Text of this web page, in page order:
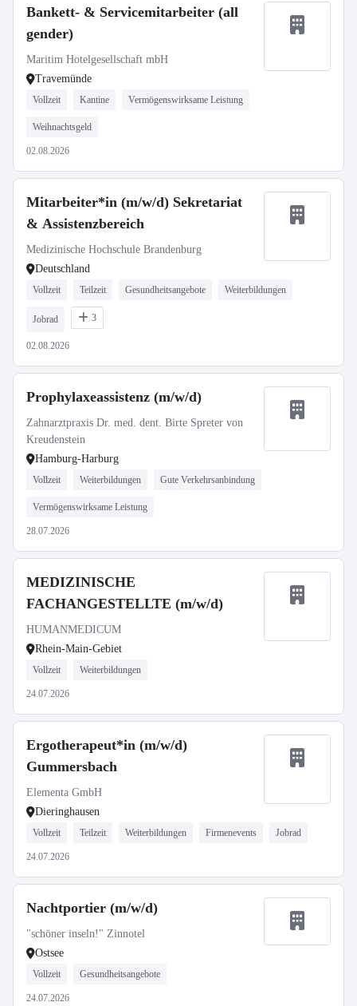
Bankett- & Servicemitarbeiter (all
gender)
Maritim Hotelgesellschaft mbH
Travemünde
Vollzeit Kantine Vermögenswirksame Leistung
Weihnachtsgeld
02.08.2026
Mitarbeiter*in (m/w/d) Sekretariat
& Assistenzbereich
Medizinische Hochschule Brandenburg
Deutschland
Vollzeit Teilzeit Gesundheitsangebote Weiterbildungen
Jobrad 3
02.08.2026
Prophylaxeassistenz (m/w/d)
Zahnarztpraxis Dr. med. dent. Birte Spreter von
Kreudenstein
Hamburg-Harburg
Vollzeit Weiterbildungen Gute Verkehrsanbindung
Vermögenswirksame Leistung
28.07.2026
MEDIZINISCHE
FACHANGESTELLTE (m/w/d)
HUMANMEDICUM
Rhein-Main-Gebiet
Vollzeit Weiterbildungen
24.07.2026
Ergotherapeut*in (m/w/d)
Gummersbach
Elementa GmbH
Dieringhausen
Vollzeit Teilzeit Weiterbildungen Firmenevents Jobrad
24.07.2026
Nachtportier (m/w/d)
"schöner inseln!" Zinnotel
Ostsee
Vollzeit Gesundheitsangebote
24.07.2026